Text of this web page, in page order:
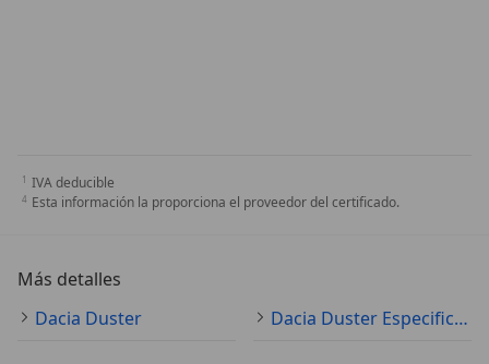
IVA deducible
Esta información la proporciona el proveedor del certificado.
Más detalles
Dacia Duster
Dacia Duster Especificaciones técnicas